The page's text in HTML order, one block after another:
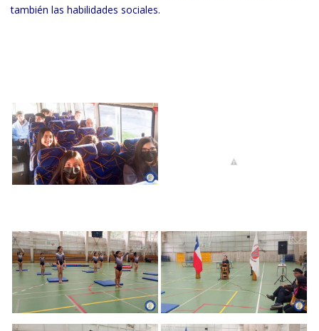
también las habilidades sociales.